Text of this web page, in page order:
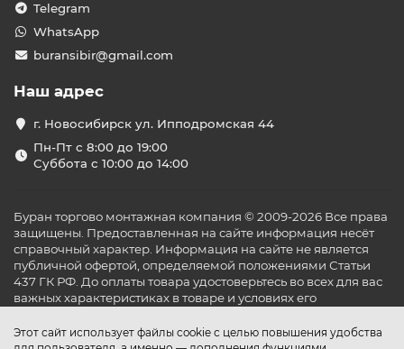
Этот сайт использует файлы cookie с целью повышения удобства
Telegram
WhatsApp
buransibir@gmail.com
Наш адрес
г. Новосибирск ул. Ипподромская 44
Пн-Пт с 8:00 до 19:00
Суббота с 10:00 до 14:00
Буран торгово монтажная компания © 2009-2026 Все права
защищены. Предоставленная на сайте информация несёт
справочный характер. Информация на сайте не является
публичной офертой, определяемой положениями Статьи
437 ГК РФ. До оплаты товара удостоверьтесь во всех для вас
важных характеристиках в товаре и условиях его